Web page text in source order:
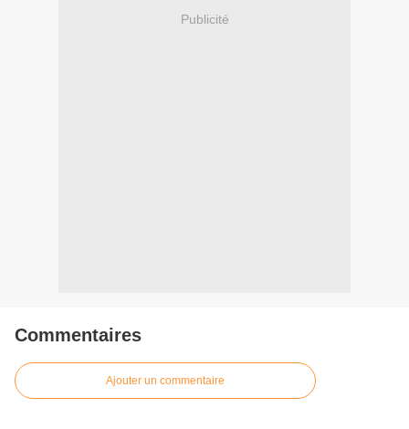
Publicité
Commentaires
Ajouter un commentaire